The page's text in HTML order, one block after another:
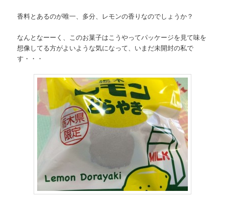
香料とあるのが唯一、多分、レモンの香りなのでしょうか？
なんとなーーく、このお菓子はこうやってパッケージを見て味を
想像してる方がよいような気になって、いまだ未開封の私で
す・・・